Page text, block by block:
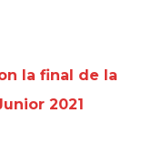
la final de la
2021